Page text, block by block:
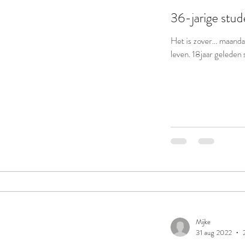
36-jarige
Het is zover...
leven. 18jaar
Mijke
31 aug 2022